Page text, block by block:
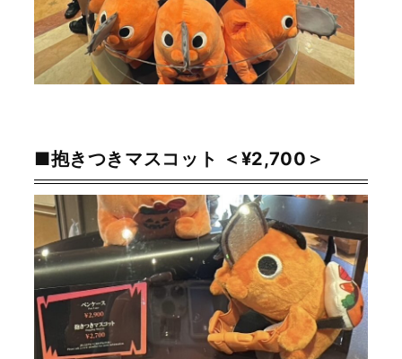
■抱きつきマスコット ＜¥2,700＞